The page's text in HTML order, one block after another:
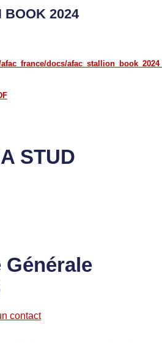
BOOK 2024
docs/
STUD
Générale